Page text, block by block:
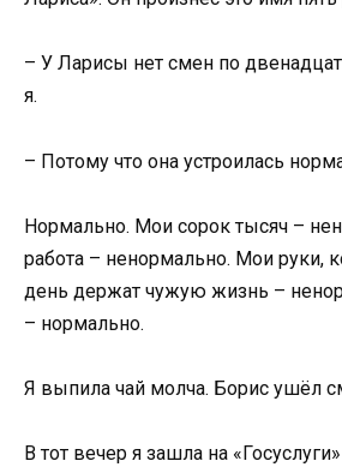
– У Ларисы нет смен по
я.
– Потому что она устроилась
Нормально. Мои сорок тысяч –
работа – ненормально. Мои руки,
день держат чужую жизнь –
– нормально.
Я выпила чай молча. Борис ушёл
В тот вечер я зашла на